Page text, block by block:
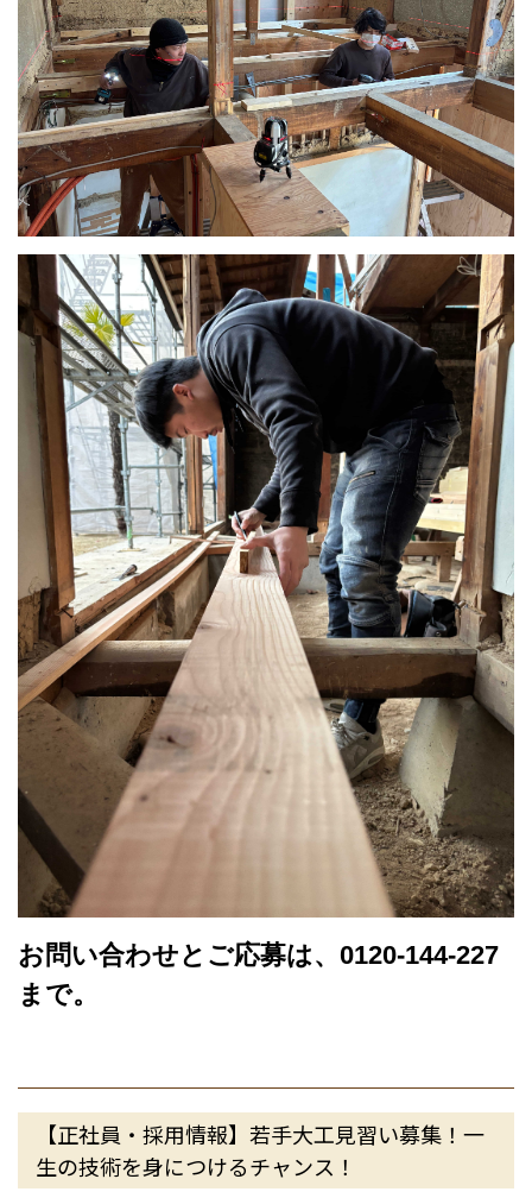
お問い合わせとご応募は、0120-144-227
まで。
【正社員・採用情報】若手大工見習い募集！一
生の技術を身につけるチャンス！